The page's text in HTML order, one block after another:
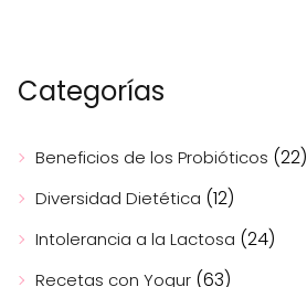
Categorías
Beneficios de los Probióticos (22)
Diversidad Dietética (12)
Intolerancia a la Lactosa (24)
Recetas con Yogur (63)